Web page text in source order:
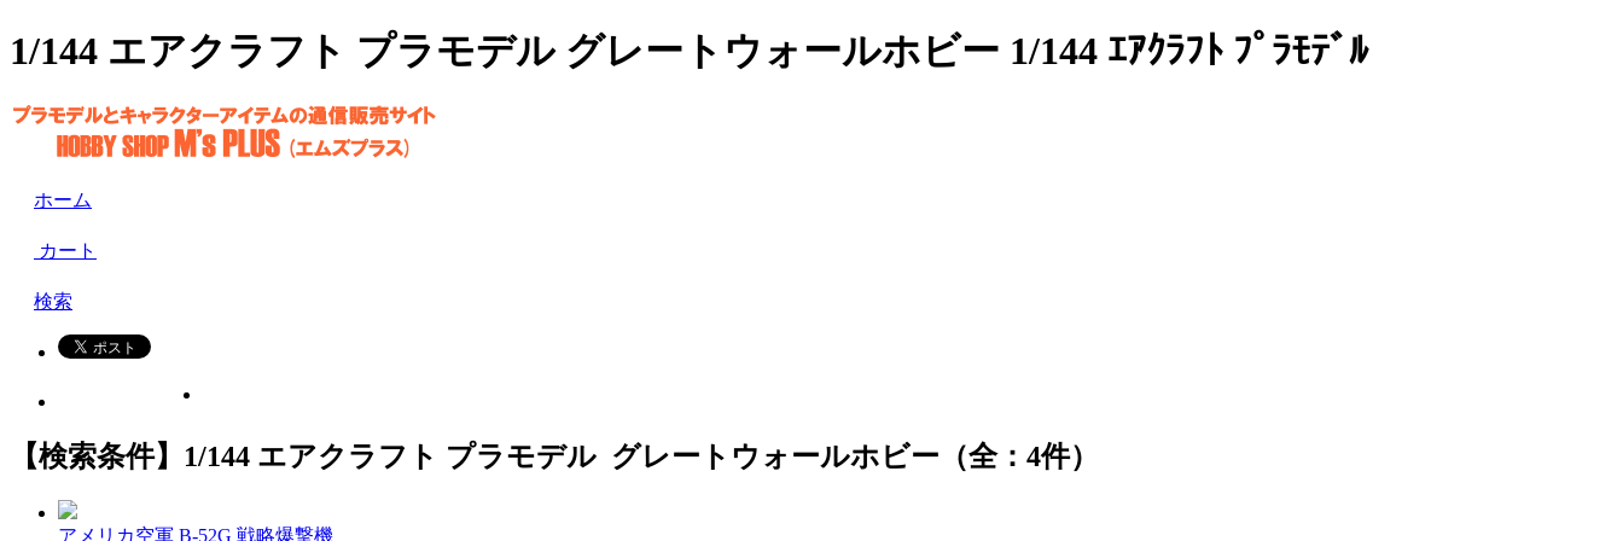
1/144 エアクラフト プラモデル グレートウォールホビー 1/144 ｴｱｸﾗﾌﾄ ﾌﾟﾗﾓﾃﾞﾙ
ホーム
カート
検索
【検索条件】1/144 エアクラフト プラモデル グレートウォールホビー（全：4件）
アメリカ空軍 B-52G 戦略爆撃機